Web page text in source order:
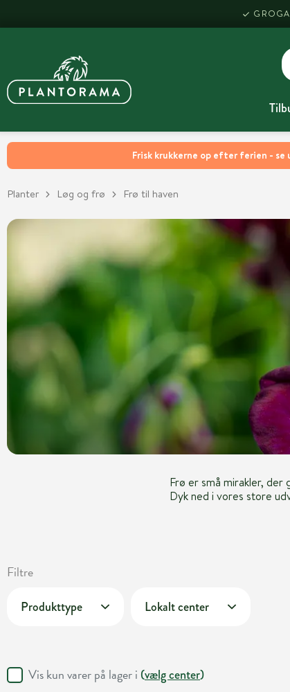
Frisk krukkerne op efter ferien - se
Planter Løg og frø Frø til haven
Frø er små mirakler,
Dyk ned i vores store
Filtre
Produkttype Lokalt center
Vis kun varer på lager i (vælg center)